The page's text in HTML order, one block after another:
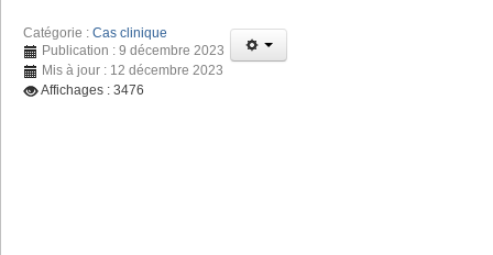
Catégorie : Cas clinique
Publication : 9 décembre 2023
Mis à jour : 12 décembre 2023
Affichages : 3476